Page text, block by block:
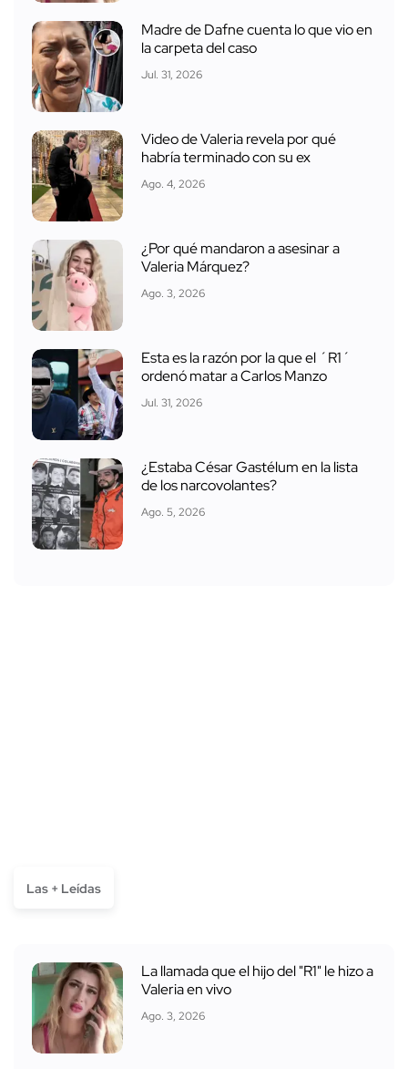
Madre de Dafne cuenta lo que vio en
la carpeta del caso
Jul. 31, 2026
Video de Valeria revela por qué
habría terminado con su ex
Ago. 4, 2026
¿Por qué mandaron a asesinar a
Valeria Márquez?
Ago. 3, 2026
Esta es la razón por la que el ´R1´
ordenó matar a Carlos Manzo
Jul. 31, 2026
¿Estaba César Gastélum en la lista
de los narcovolantes?
Ago. 5, 2026
Las + Leídas
La llamada que el hijo del "R1" le hizo a
Valeria en vivo
Ago. 3, 2026